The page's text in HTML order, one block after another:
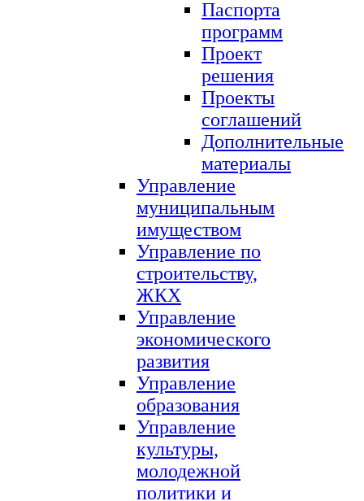
Паспорта
программ
Проект
решения
Проекты
соглашений
Дополнительные
материалы
Управление
муниципальным
имуществом
Управление по
строительству,
ЖКХ
Управление
экономического
развития
Управление
образования
Управление
культуры,
молодежной
политики и